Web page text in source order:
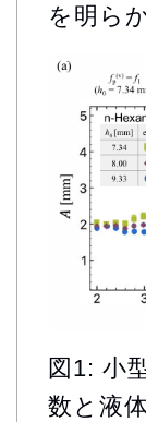
を明ら
図1: 小
数と液